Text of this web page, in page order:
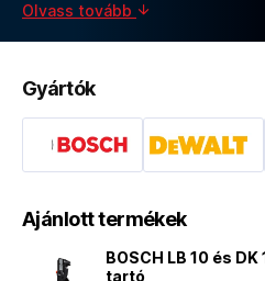
Olvass tovább
Gyártók
Ajánlott termékek
BOSCH LB 10 és
tartó